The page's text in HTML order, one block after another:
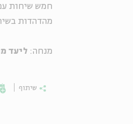
חמש שיחות
מהדהדות
מנחה: ליעד
שיתוף